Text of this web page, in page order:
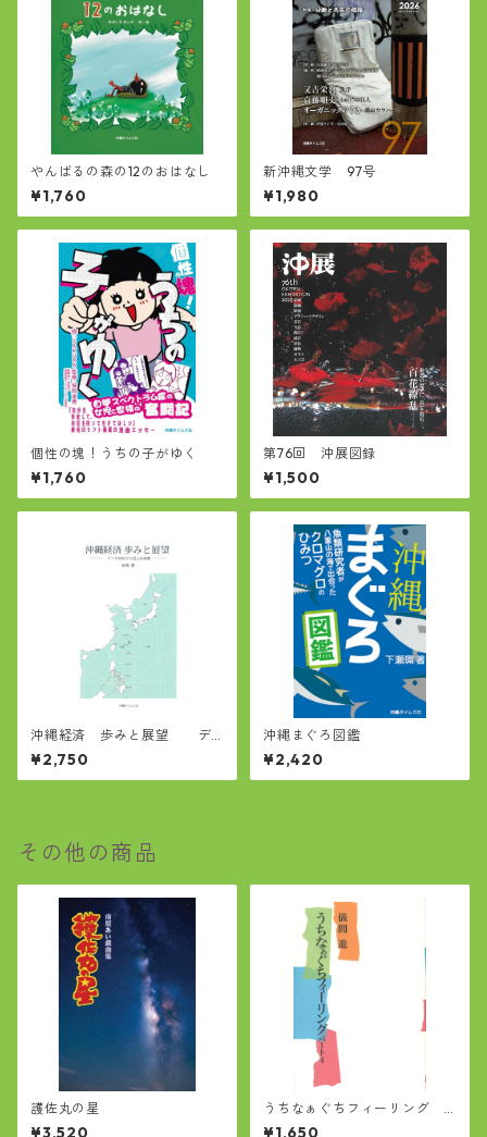
やんばるの森の12のおはなし
¥1,760
新沖縄文学 97号
¥1,980
個性の塊！うちの子がゆく
¥1,760
第76回 沖展図録
¥1,500
沖縄経済 歩みと展望 デ
ータ分析から見える実像
¥2,750
沖縄まぐろ図鑑
¥2,420
その他の商品
護佐丸の星
¥3,520
うちなぁぐちフィーリング
パート4(著者 儀間進)
¥1,650